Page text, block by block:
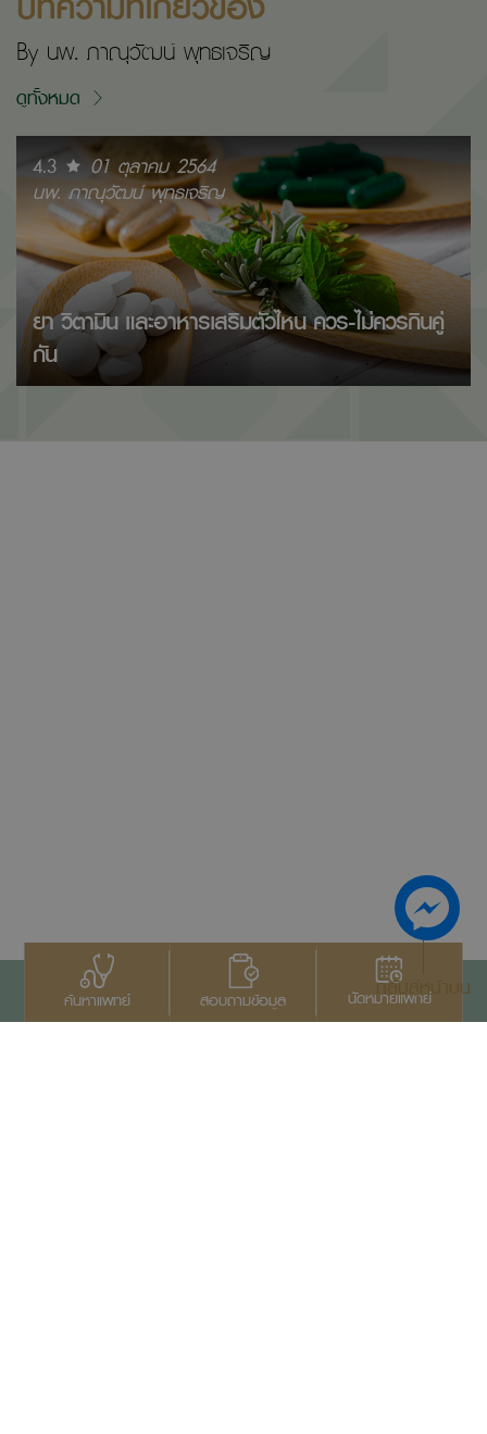
By นพ. ภาณุวัฒน์ พุทธเจริญ
ดูทั้งหมด
4.3
01 ตุลาคม 2564
นพ. ภาณุวัฒน์ พุทธเจริญ
ยา วิตามิน และอาหารเสริมตัวไหน ควร-ไม่ควรกินคู่
กัน
ค้นหาแพทย์ สอบถามข้อมูล นัดหมายแพทย์
กลับสู่หน้าบน